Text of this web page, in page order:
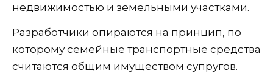
недвижимостью и земельными участками.
Разработчики опираются на принцип, по
которому семейные транспортные средства
считаются общим имуществом супругов.